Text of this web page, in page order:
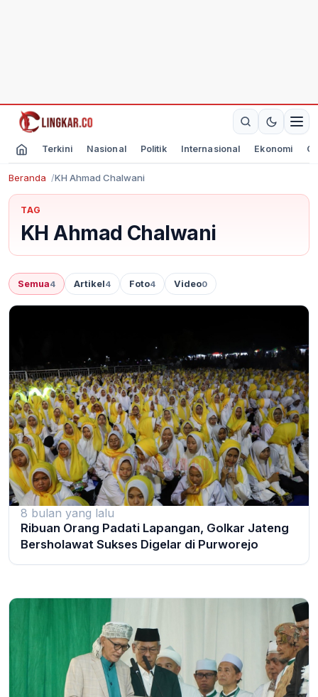
Terkini Nasional Politik Internasional Ekonomi
Beranda KH Ahmad Chalwani
TAG
KH Ahmad Chalwani
Semua4 Artikel4 Foto4 Video0
8 bulan yang lalu
Ribuan Orang Padati Lapangan, Golkar Jateng
Bersholawat Sukses Digelar di Purworejo